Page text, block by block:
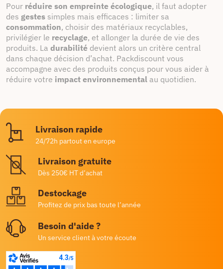
Pour réduire son empreinte écologique, il faut adopter
des gestes simples mais efficaces : limiter sa
consommation, choisir des matériaux recyclables,
privilégier le recyclage, et allonger la durée de vie des
produits. La durabilité devient alors un critère central
dans chaque décision d’achat. Packdiscount vous
accompagne avec des produits conçus pour vous aider à
réduire votre impact environnemental au quotidien.
Livraison rapide
24/72h partout en europe
Livraison gratuite
Dès 250€ HT d’achat
Destockage
Profitez de prix bas toute l’année
Besoin d'aide ?
Un service client à votre écoute